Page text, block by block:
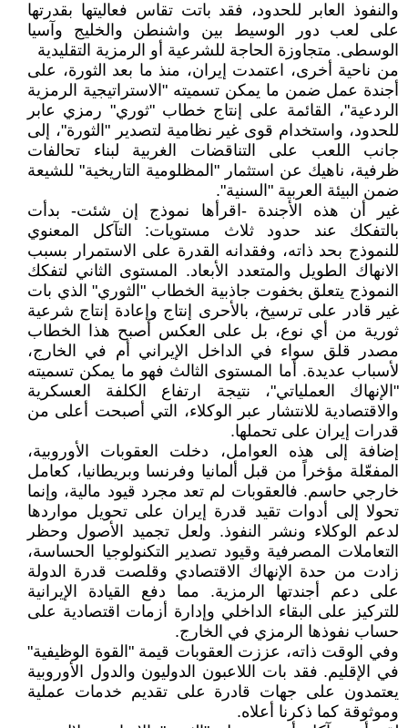
والنفوذ العابر للحدود، فقد باتت تقاس فعاليتها بقدرتها
على لعب دور الوسيط بين واشنطن والخليج وآسيا
الوسطى. متجاوزة الحاجة للشرعية أو الرمزية التقليدية
من ناحية أخرى، اعتمدت إيران، منذ ما بعد الثورة، على
أجندة عمل ضمن ما يمكن تسميته "الاستراتيجية الرمزية
الردعية"، القائمة على إنتاج خطاب "ثوري" رمزي عابر
للحدود، واستخدام قوى غير نظامية لتصدير "الثورة"، إلى
جانب اللعب على التناقضات الغربية لبناء تحالفات
ظرفية، ناهيك عن استثمار "المظلومية التاريخية" للشيعة
ضمن البيئة العربية "السنية".
غير أن هذه الأجندة -اقرأها نموذج إن شئت- بدأت
بالتفكك عند حدود ثلاث مستويات: التآكل المعنوي
للنموذج بحد ذاته، وفقدانه القدرة على الاستمرار بسبب
الانهاك الطويل والمتعدد الأبعاد. المستوى الثاني لتفكك
النموذج يتعلق بخفوت جاذبية الخطاب "الثوري" الذي بات
غير قادر على ترسيخ، بالأحرى إنتاج وإعادة إنتاج شرعية
ثورية من أي نوع، بل على العكس أصبح هذا الخطاب
مصدر قلق سواء في الداخل الإيراني أم في الخارج،
لأسباب عديدة. أما المستوى الثالث فهو ما يمكن تسميته
"الإنهاك العملياتي"، نتيجة ارتفاع الكلفة العسكرية
والاقتصادية للانتشار عبر الوكلاء، التي أصبحت أعلى من
قدرات إيران على تحملها.
إضافة إلى هذه العوامل، دخلت العقوبات الأوروبية،
المفعّلة مؤخراً من قبل ألمانيا وفرنسا وبريطانيا، كعامل
خارجي حاسم. فالعقوبات لم تعد مجرد قيود مالية، وإنما
تحولا إلى أدوات تقيد قدرة إيران على تحويل مواردها
لدعم الوكلاء ونشر النفوذ. ولعل تجميد الأصول وحظر
التعاملات المصرفية وقيود تصدير التكنولوجيا الحساسة،
زادت من حدة الإنهاك الاقتصادي وقلصت قدرة الدولة
على دعم أجندتها الرمزية. مما دفع القيادة الإيرانية
للتركيز على البقاء الداخلي وإدارة أزمات اقتصادية على
حساب نفوذها الرمزي في الخارج.
وفي الوقت ذاته، عززت العقوبات قيمة "القوة الوظيفية"
في الإقليم. فقد بات اللاعبون الدوليون والدول الأوروبية
يعتمدون على جهات قادرة على تقديم خدمات عملية
وموثوقة كما ذكرنا أعلاه.